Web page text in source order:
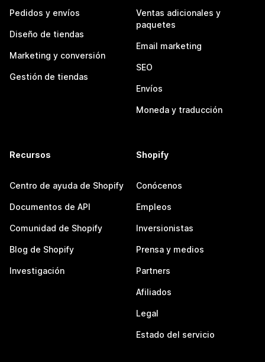
Pedidos y envíos
Diseño de tiendas
Marketing y conversión
Gestión de tiendas
Ventas adicionales y
paquetes
Email marketing
SEO
Envíos
Moneda y traducción
Recursos
Centro de ayuda de Shopify
Documentos de API
Comunidad de Shopify
Blog de Shopify
Investigación
Shopify
Conócenos
Empleos
Inversionistas
Prensa y medios
Partners
Afiliados
Legal
Estado del servicio